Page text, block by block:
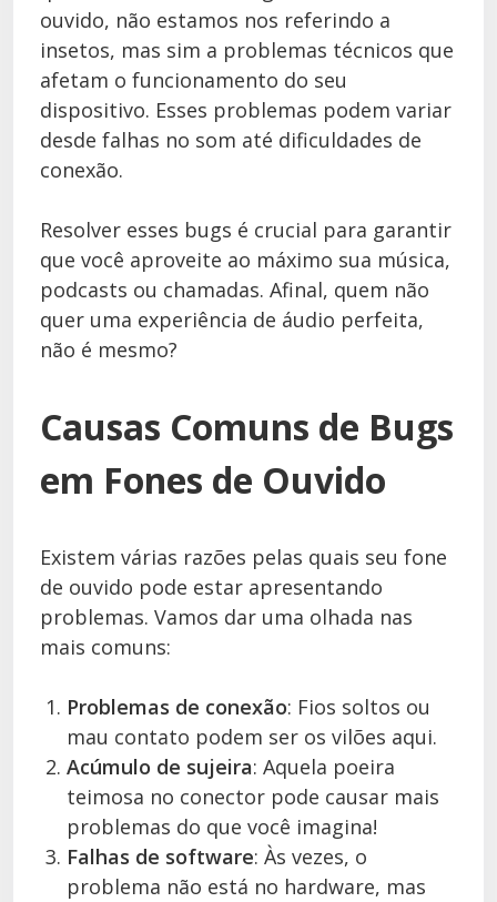
ouvido, não estamos nos referindo a
insetos, mas sim a problemas técnicos que
afetam o funcionamento do seu
dispositivo. Esses problemas podem variar
desde falhas no som até dificuldades de
conexão.
Resolver esses bugs é crucial para garantir
que você aproveite ao máximo sua música,
podcasts ou chamadas. Afinal, quem não
quer uma experiência de áudio perfeita,
não é mesmo?
Causas Comuns de Bugs
em Fones de Ouvido
Existem várias razões pelas quais seu fone
de ouvido pode estar apresentando
problemas. Vamos dar uma olhada nas
mais comuns:
Problemas de conexão: Fios soltos ou
mau contato podem ser os vilões aqui.
Acúmulo de sujeira: Aquela poeira
teimosa no conector pode causar mais
problemas do que você imagina!
Falhas de software: Às vezes, o
problema não está no hardware, mas